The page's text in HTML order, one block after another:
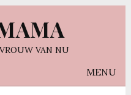
VAN NU
MENU